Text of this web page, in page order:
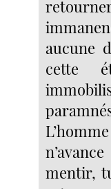
aucune
cette
mentir,